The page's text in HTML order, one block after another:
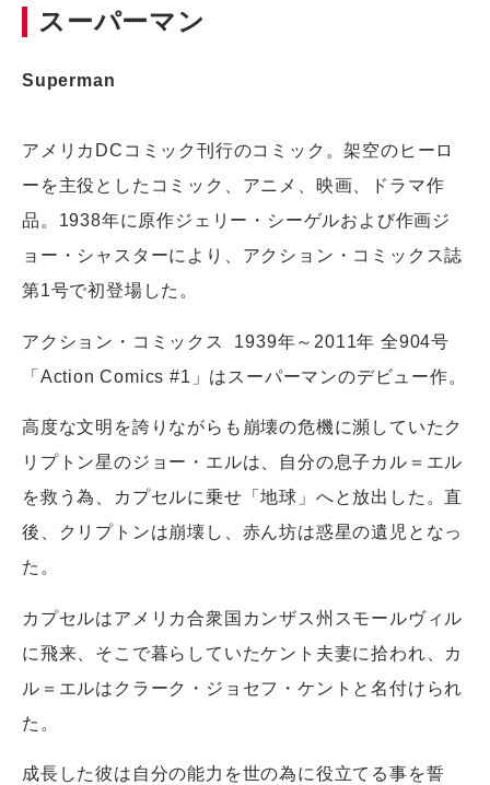
スーパーマン
Superman
アメリカDCコミック刊行のコミック。架空のヒーロ
ーを主役としたコミック、アニメ、映画、ドラマ作
品。1938年に原作ジェリー・シーゲルおよび作画ジ
ョー・シャスターにより、アクション・コミックス誌
第1号で初登場した。
アクション・コミックス 1939年～2011年 全904号
「Action Comics #1」はスーパーマンのデビュー作。
高度な文明を誇りながらも崩壊の危機に瀕していたク
リプトン星のジョー・エルは、自分の息子カル＝エル
を救う為、カプセルに乗せ「地球」へと放出した。直
後、クリプトンは崩壊し、赤ん坊は惑星の遺児となっ
た。
カプセルはアメリカ合衆国カンザス州スモールヴィル
に飛来、そこで暮らしていたケント夫妻に拾われ、カ
ル＝エルはクラーク・ジョセフ・ケントと名付けられ
た。
成長した彼は自分の能力を世の為に役立てる事を誓